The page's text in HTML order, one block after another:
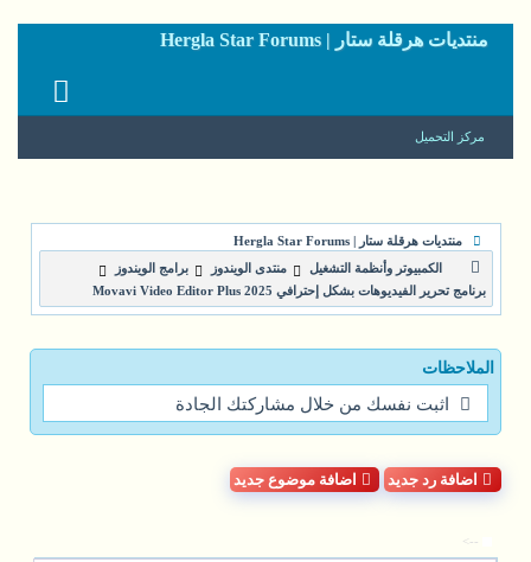
منتديات هرقلة ستار | Hergla Star Forums
مركز التحميل
منتديات هرقلة ستار | Hergla Star Forums
الكمبيوتر وأنظمة التشغيل
منتدى الويندوز
برامج الويندوز
برنامج تحرير الفيديوهات بشكل إحترافي Movavi Video Editor Plus 2025
الملاحظات
اثبت نفسك من خلال مشاركتك الجادة
اضافة رد جديد اضافة موضوع جديد
-->